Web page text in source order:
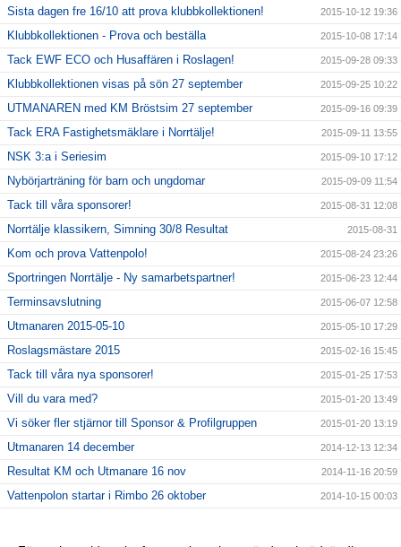
Sista dagen fre 16/10 att prova klubbkollektionen! 2015-10-12 19:36
Klubbkollektionen - Prova och beställa 2015-10-08 17:14
Tack EWF ECO och Husaffären i Roslagen! 2015-09-28 09:33
Klubbkollektionen visas på sön 27 september 2015-09-25 10:22
UTMANAREN med KM Bröstsim 27 september 2015-09-16 09:39
Tack ERA Fastighetsmäklare i Norrtälje! 2015-09-11 13:55
NSK 3:a i Seriesim 2015-09-10 17:12
Nybörjarträning för barn och ungdomar 2015-09-09 11:54
Tack till våra sponsorer! 2015-08-31 12:08
Norrtälje klassikern, Simning 30/8 Resultat 2015-08-31
Kom och prova Vattenpolo! 2015-08-24 23:26
Sportringen Norrtälje - Ny samarbetspartner! 2015-06-23 12:44
Terminsavslutning 2015-06-07 12:58
Utmanaren 2015-05-10 2015-05-10 17:29
Roslagsmästare 2015 2015-02-16 15:45
Tack till våra nya sponsorer! 2015-01-25 17:53
Vill du vara med? 2015-01-20 13:49
Vi söker fler stjärnor till Sponsor & Profilgruppen 2015-01-20 13:19
Utmanaren 14 december 2014-12-13 12:34
Resultat KM och Utmanare 16 nov 2014-11-16 20:59
Vattenpolon startar i Rimbo 26 oktober 2014-10-15 00:03
Nybörjarträning i Norrtälje! 2014-09-11 13:09